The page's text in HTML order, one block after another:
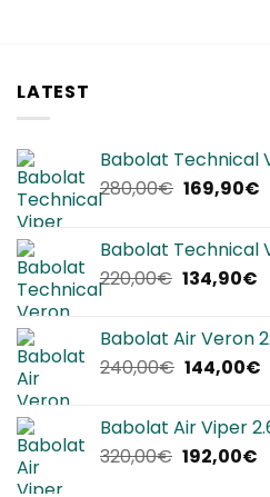
LATEST
Babolat Technical
280,00€ Il
era:
280,00€.
169,90€Il
Babolat Technical
220,00€ Il
era:
220,00€.
134,90€Il
è:
Babolat Air Veron
240,00€ Il
era:
240,00€.
144,00€Il
Babolat Air Viper
320,00€ Il
192,00€Il